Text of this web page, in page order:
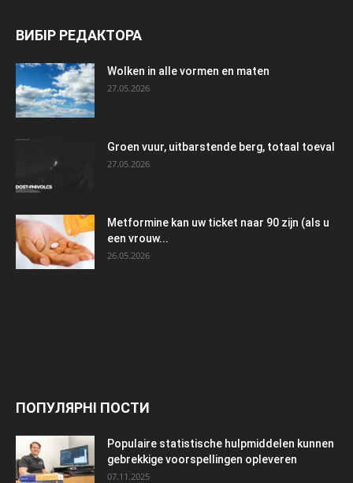
ВИБІР РЕДАКТОРА
Wolken in alle vormen en maten
27.05.2026
Groen vuur, uitbarstende berg, totaal toeval
27.05.2026
Metformine kan uw ticket naar 90 zijn (als u
een vrouw...
26.05.2026
ПОПУЛЯРНІ ПОСТИ
Populaire statistische hulpmiddelen kunnen
gebrekkige voorspellingen opleveren
07.11.2025